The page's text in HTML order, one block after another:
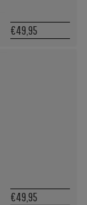
€49,95
€49,95